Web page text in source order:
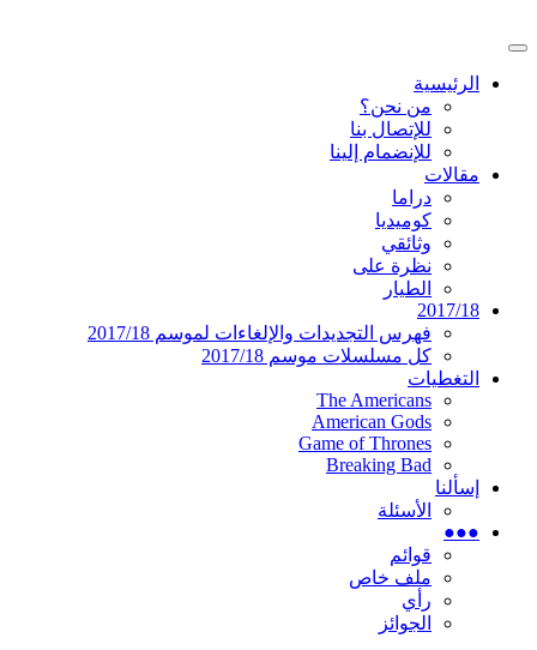
إلى
دليل التلفزيون العربي
موقع عربي متخصص في أخبار ومقالات حول
المسلسلات الأجنبية
القائمة
الرئيسيةالرئيسية
من نحن؟
للإتصال بنا
للإنضمام إلينا
مقالات
دراما
كوميديا
وثائقي
نظرة على
الطيار
2017/18
فهرس التجديدات والإلغاءات لموسم 2017/18
كل مسلسلات موسم 2017/18
التغطيات
The Americans
American Gods
Game of Thrones
Breaking Bad
إسألنا
الأسئلة
●●●
قوائم
ملف خاص
رأي
الجوائز